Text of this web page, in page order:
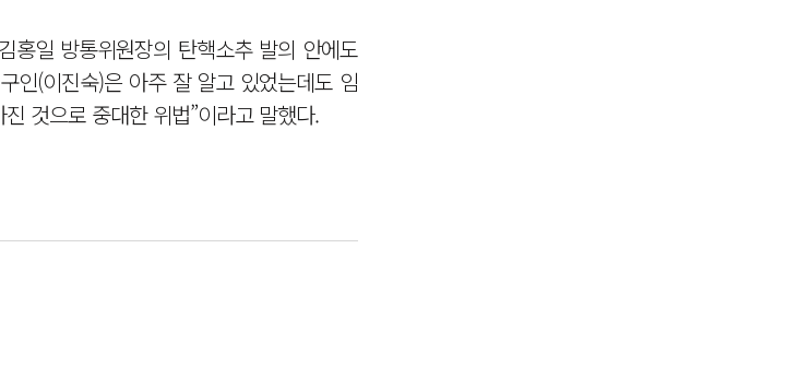
홍일 방통위원장의 탄핵소추 발의 안에도
인(이진숙)은 아주 잘 알고 있었는데도 임
것으로 중대한 위법”이라고 말했다.